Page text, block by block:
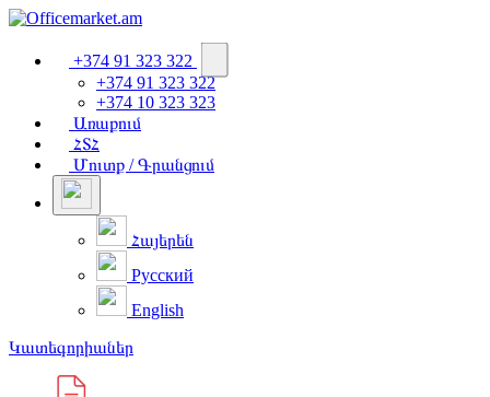
+374 91 323 322
+374 91 323 322
+374 10 323 323
Առաքում
ՀՏՀ
Մուտք / Գրանցում
Հայերեն
Русский
English
Կատեգորիաներ